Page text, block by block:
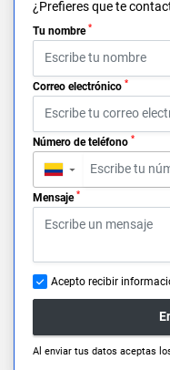
¿Prefieres que te
Tu nombre *
Correo electrónico *
Número de teléfono *
▼
Mensaje *
Acepto recibir
Al enviar tus datos aceptas